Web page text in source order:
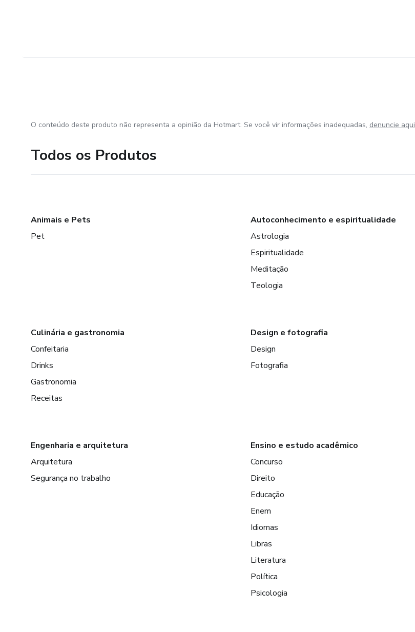
O conteúdo deste produto não representa a opinião da Hotmart. Se você vir informações inadequadas, denuncie aqui
Todos os Produtos
Animais e Pets
Pet
Autoconhecimento e espiritualidade
Astrologia
Espiritualidade
Meditação
Teologia
Culinária e gastronomia
Confeitaria
Drinks
Gastronomia
Receitas
Design e fotografia
Design
Fotografia
Engenharia e arquitetura
Arquitetura
Segurança no trabalho
Ensino e estudo acadêmico
Concurso
Direito
Educação
Enem
Idiomas
Libras
Literatura
Política
Psicologia